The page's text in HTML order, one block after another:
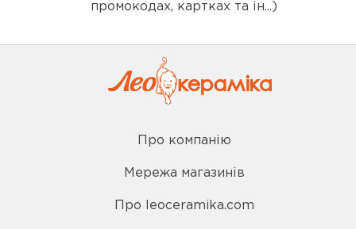
промокодах, картках та ін...)
Про компанію
Мережа магазинів
Про leoceramika.com